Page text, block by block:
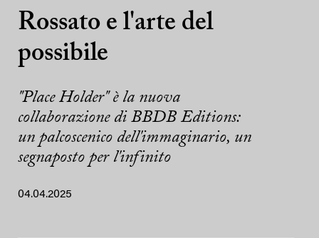
Rossato e l'arte del
possibile
"Place Holder" è la nuova
collaborazione di BBDB Editions:
un palcoscenico dell'immaginario, un
segnaposto per l'infinito
04.04.2025